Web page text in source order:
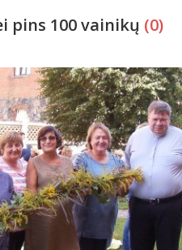
pins 100 vainikų (0)